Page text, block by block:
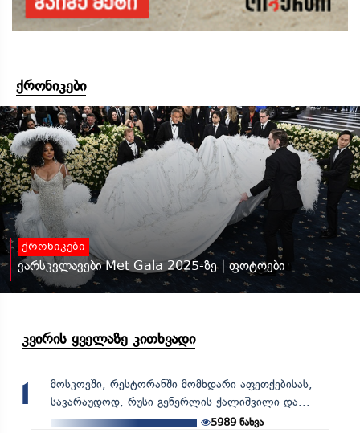
ქრონიკები
ქრონიკები
ვარსკვლავები Met Gala 2025-ზე | ფოტოები
კვირის ყველაზე კითხვადი
1
მოსკოვში, რესტორანში მომხდარი აფეთქებისას,
სავარაუდოდ, რუსი გენერლის ქალიშვილი და...
5989 ნახვა